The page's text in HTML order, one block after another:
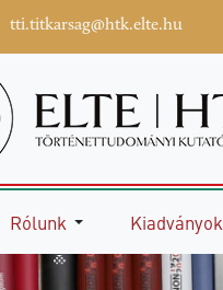
tti.titkarsag@htk.elte.hu
Rólunk Kiadványok